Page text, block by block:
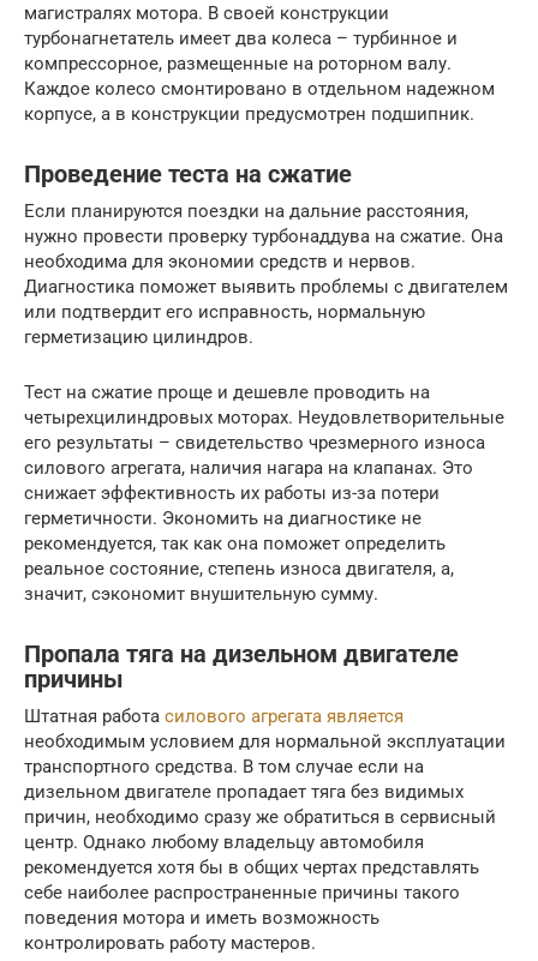
магистралях мотора. В своей конструкции
турбонагнетатель имеет два колеса – турбинное и
компрессорное, размещенные на роторном валу.
Каждое колесо смонтировано в отдельном надежном
корпусе, а в конструкции предусмотрен подшипник.
Проведение теста на сжатие
Если планируются поездки на дальние расстояния,
нужно провести проверку турбонаддува на сжатие. Она
необходима для экономии средств и нервов.
Диагностика поможет выявить проблемы с двигателем
или подтвердит его исправность, нормальную
герметизацию цилиндров.
Тест на сжатие проще и дешевле проводить на
четырехцилиндровых моторах. Неудовлетворительные
его результаты – свидетельство чрезмерного износа
силового агрегата, наличия нагара на клапанах. Это
снижает эффективность их работы из-за потери
герметичности. Экономить на диагностике не
рекомендуется, так как она поможет определить
реальное состояние, степень износа двигателя, а,
значит, сэкономит внушительную сумму.
Пропала тяга на дизельном двигателе
причины
Штатная работа силового агрегата является
необходимым условием для нормальной эксплуатации
транспортного средства. В том случае если на
дизельном двигателе пропадает тяга без видимых
причин, необходимо сразу же обратиться в сервисный
центр. Однако любому владельцу автомобиля
рекомендуется хотя бы в общих чертах представлять
себе наиболее распространенные причины такого
поведения мотора и иметь возможность
контролировать работу мастеров.